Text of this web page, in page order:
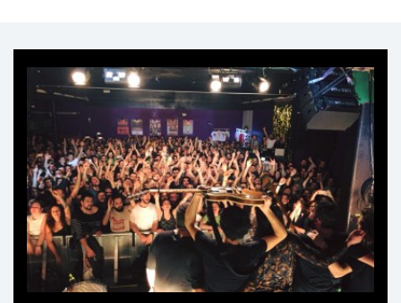
Ti
può
interessare